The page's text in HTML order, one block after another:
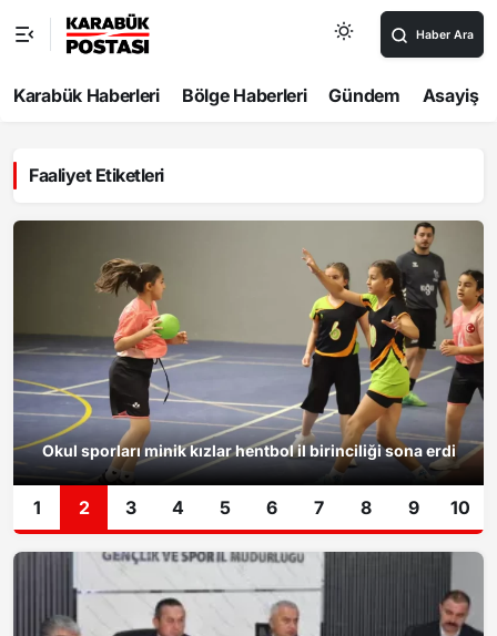
Haber Ara
Karabük Haberleri Bölge Haberleri Gündem Asayiş
Faaliyet Etiketleri
Okul sporları minik kızlar hentbol il birinciliği sona erdi
1 2 3 4 5 6 7 8 9 10